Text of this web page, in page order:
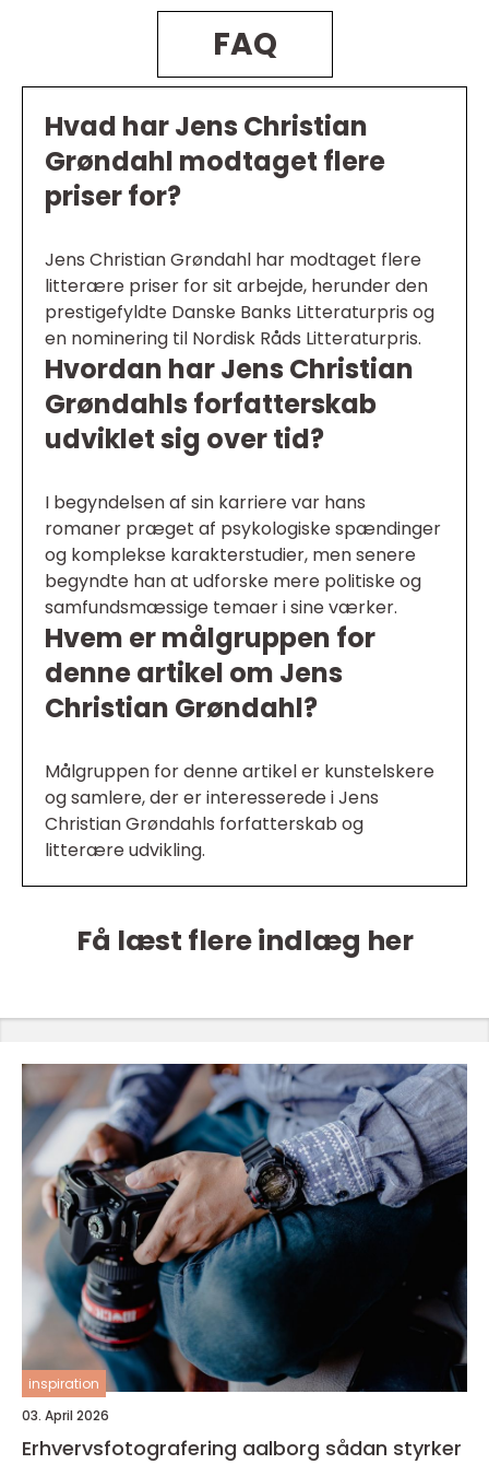
FAQ
Hvad har Jens Christian
Grøndahl modtaget flere
priser for?
Jens Christian Grøndahl har modtaget flere
litterære priser for sit arbejde, herunder den
prestigefyldte Danske Banks Litteraturpris og
en nominering til Nordisk Råds Litteraturpris.
Hvordan har Jens Christian
Grøndahls forfatterskab
udviklet sig over tid?
I begyndelsen af sin karriere var hans
romaner præget af psykologiske spændinger
og komplekse karakterstudier, men senere
begyndte han at udforske mere politiske og
samfundsmæssige temaer i sine værker.
Hvem er målgruppen for
denne artikel om Jens
Christian Grøndahl?
Målgruppen for denne artikel er kunstelskere
og samlere, der er interesserede i Jens
Christian Grøndahls forfatterskab og
litterære udvikling.
Få læst flere indlæg her
inspiration
03. April 2026
Erhvervsfotografering aalborg sådan styrker